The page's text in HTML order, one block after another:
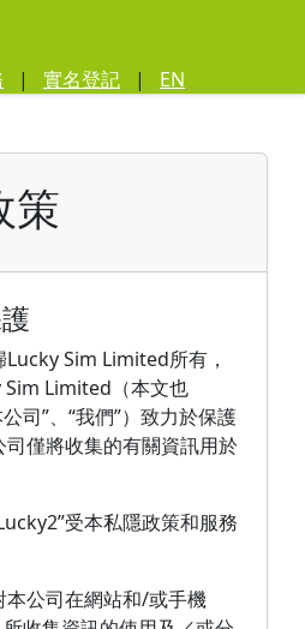
| 實名登記 | EN
策
Lucky Sim Limited所有，
Sim Limited（本文也
司”、“我們”）致力於保護
僅將收集的有關資訊用於
受本私隱政策和服務
公司在網站和/或手機